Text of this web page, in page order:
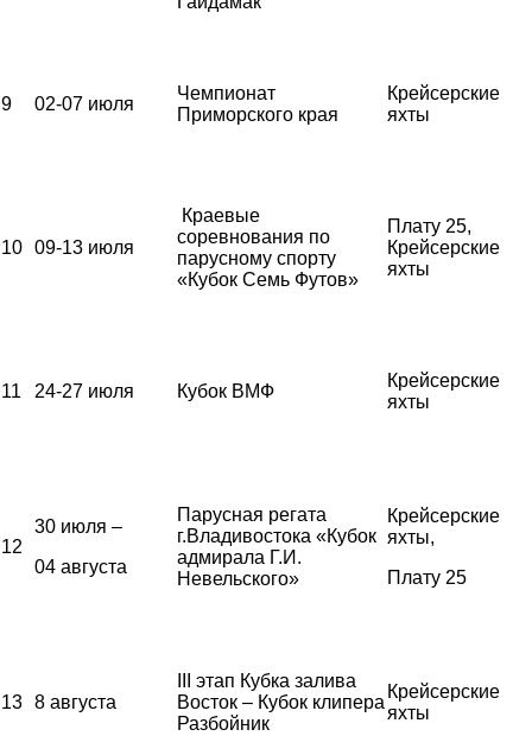
9 02-07 июля
Чемпионат
Приморского края
Крейсерские
яхты
10 09-13 июля
Краевые
соревнования по
парусному спорту
«Кубок Семь Футов»
Плату 25,
Крейсерские
яхты
11 24-27 июля Кубок ВМФ
Крейсерские
яхты
12
30 июля –
04 августа
Парусная регата
г.Владивостока «Кубок
адмирала Г.И.
Невельского»
Крейсерские
яхты,
Плату 25
13 8 августа
III этап Кубка залива
Восток – Кубок клипера
Разбойник
Крейсерские
яхты